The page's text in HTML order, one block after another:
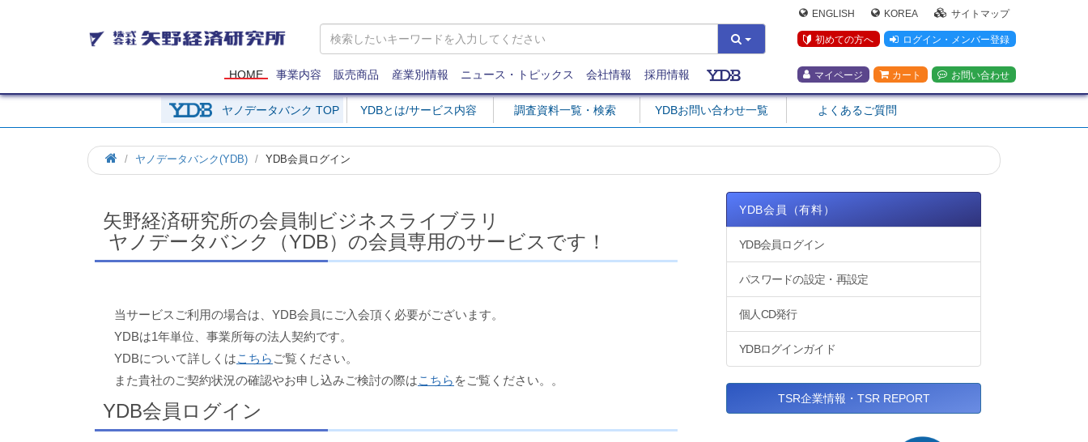
矢
野
研
究
所
ENGLISH KOREA サイトマップ
初めての方へ ログイン・メンバー登録
マイページ カート お問い合わせ
HOME 事業内容 販売商品 産業別情報 ニュース・トピックス 会社情報 採用情報
ヤノデータバンク TOP YDBとは/サービス内容 調査資料一覧・検索 YDBお問い合わせ一覧 よくあるご質問
ホ
ー
ヤノデータバンク(YDB) YDB会員ログイン
矢野経済研究所の会員制ビジネスライブラリ
ヤノデータバンク（YDB）の会員専用のサービスです！
当サービスご利用の場合は、YDB会員にご入会頂く必要がございます。
YDBは1年単位、事業所毎の法人契約です。
YDBについて詳しくはこちら ご覧ください。
また貴社のご契約状況の確認やお申し込みご検討の際はこちら をご覧ください。。
YDB会員ログイン
YDB会員（有料）
YDB会員ログイン
パスワードの設定・再設定
個人CD発行
YDBログインガイド
TSR企業情報・TSR REPORT